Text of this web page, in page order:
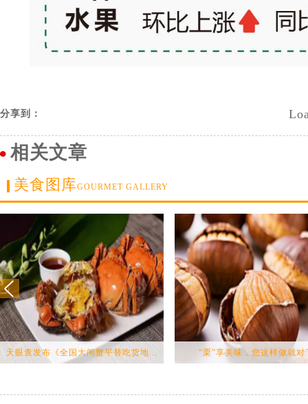
分享到：
相关文章
美食图库GOURMET GALLERY
天眼查发布《全国大闸蟹平替吃货地... “栗”享美味，您这样做就对